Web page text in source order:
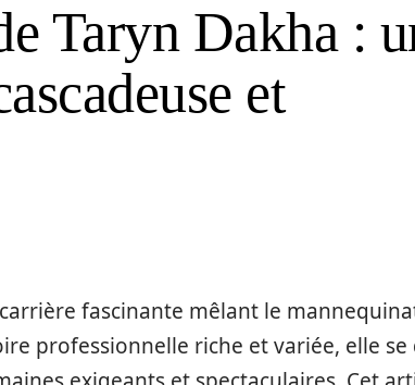
Taryn Dakha :
et
fascinante mêlant le
professionnelle riche et variée, elle